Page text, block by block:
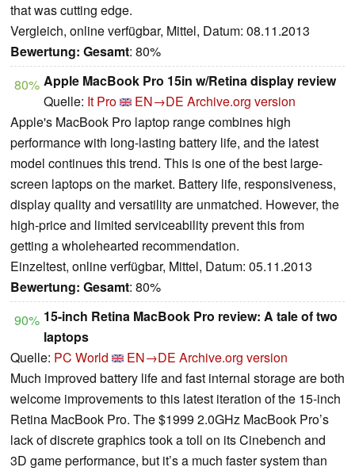
that was cutting edge.
Vergleich, online verfügbar, Mittel, Datum: 08.11.2013
Bewertung: Gesamt: 80%
80% Apple MacBook Pro 15in w/Retina display review
Quelle: It Pro EN→DE Archive.org version
Apple's MacBook Pro laptop range combines high
performance with long-lasting battery life, and the latest
model continues this trend. This is one of the best large-
screen laptops on the market. Battery life, responsiveness,
display quality and versatility are unmatched. However, the
high-price and limited serviceability prevent this from
getting a wholehearted recommendation.
Einzeltest, online verfügbar, Mittel, Datum: 05.11.2013
Bewertung: Gesamt: 80%
90% 15-inch Retina MacBook Pro review: A tale of two
laptops
Quelle: PC World EN→DE Archive.org version
Much improved battery life and fast internal storage are both
welcome improvements to this latest iteration of the 15-inch
Retina MacBook Pro. The $1999 2.0GHz MacBook Pro’s
lack of discrete graphics took a toll on its Cinebench and
3D game performance, but it’s a much faster system than